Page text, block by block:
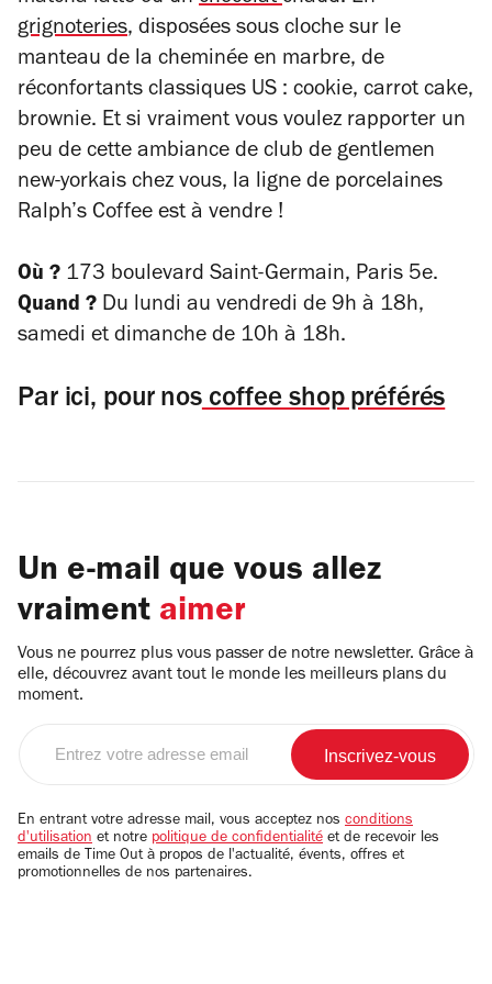
grignoteries, disposées sous cloche sur le
manteau de la cheminée en marbre, de
réconfortants classiques US : cookie, carrot cake,
brownie. Et si vraiment vous voulez rapporter un
peu de cette ambiance de club de gentlemen
new-yorkais chez vous, la ligne de porcelaines
Ralph’s Coffee est à vendre !
Où ? 173 boulevard Saint-Germain, Paris 5e.
Quand ? Du lundi au vendredi de 9h à 18h,
samedi et dimanche de 10h à 18h.
Par ici, pour noscoffee shop préférés
Un e-mail que vous allez
vraiment aimer
Vous ne pourrez plus vous passer de notre newsletter. Grâce à
elle, découvrez avant tout le monde les meilleurs plans du
moment.
email
En entrant votre adresse mail, vous acceptez nos conditions
d'utilisation et notre politique de confidentialité et de recevoir les
emails de Time Out à propos de l'actualité, évents, offres et
promotionnelles de nos partenaires.